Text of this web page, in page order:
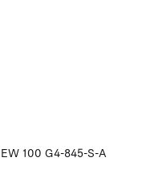
EW 100 G4-845-S-A